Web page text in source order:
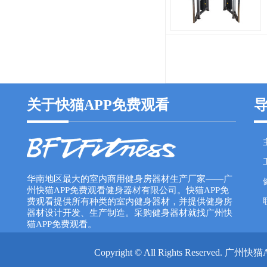
关于快猫APP免费观看
华南地区最大的室内商用健身房器材生产厂家——广
州快猫APP免费观看健身器材有限公司。快猫APP免
费观看提供所有种类的室内健身器材，并提供健身房
器材设计开发、生产制造。采购健身器材就找广州快
猫APP免费观看。
Copyright © All Rights Reserved. 广州快